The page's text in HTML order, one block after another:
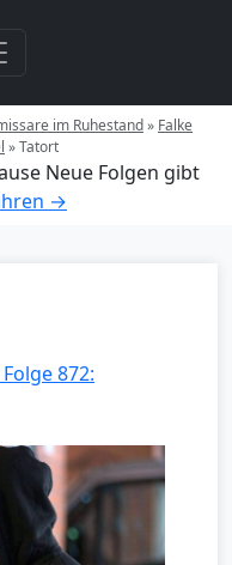
im Ruhestand» Falke
»Tatort
Neue Folgen gibt
→
872: